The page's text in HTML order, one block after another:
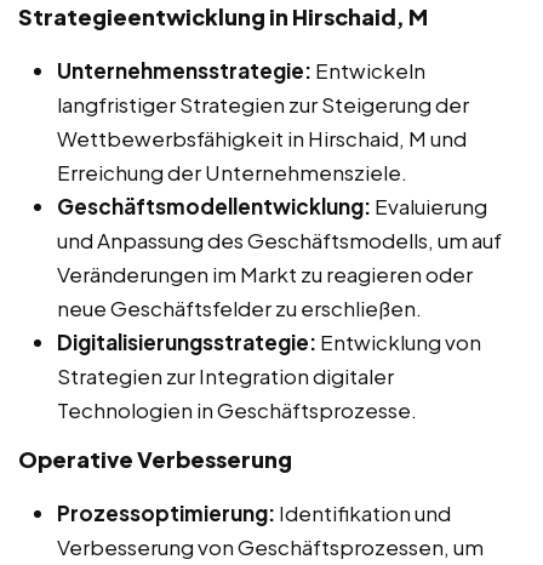
Strategieentwicklung in Hirschaid, M
Unternehmensstrategie: Entwickeln
langfristiger Strategien zur Steigerung der
Wettbewerbsfähigkeit in Hirschaid, M und
Erreichung der Unternehmensziele.
Geschäftsmodellentwicklung: Evaluierung
und Anpassung des Geschäftsmodells, um auf
Veränderungen im Markt zu reagieren oder
neue Geschäftsfelder zu erschließen.
Digitalisierungsstrategie: Entwicklung von
Strategien zur Integration digitaler
Technologien in Geschäftsprozesse.
Operative Verbesserung
Prozessoptimierung: Identifikation und
Verbesserung von Geschäftsprozessen, um